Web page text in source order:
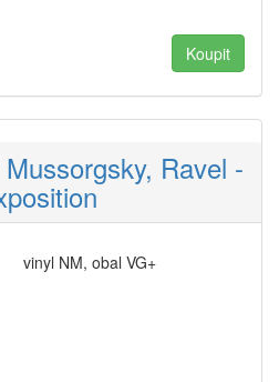
Ravel -
vinyl NM, obal VG+